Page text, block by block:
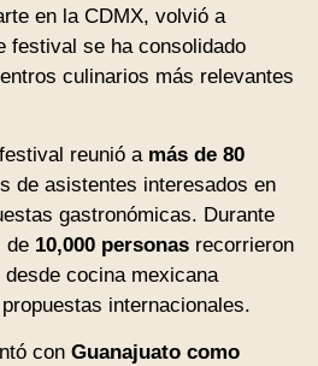
en la CDMX, volvió a
festival se ha consolidado
culinarios más relevantes
reunió a más de 80
de asistentes interesados en
gastronómicas. Durante
de 10,000 personas recorrieron
cocina mexicana
internacionales.
con Guanajuato como